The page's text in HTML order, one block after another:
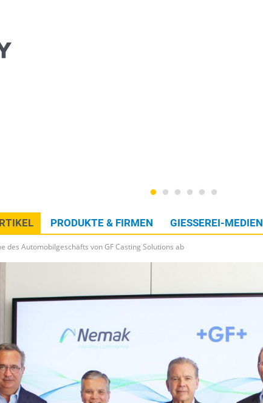
PRODUKTE & FIRMEN GIESSEREI-MEDIEN
des Automobilgeschäfts von GF Casting Solutions ab